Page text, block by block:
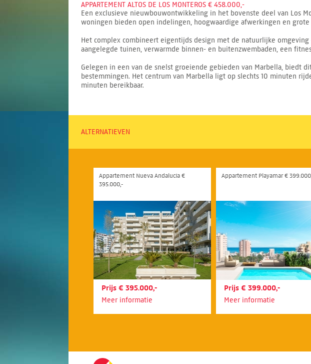
APPARTEMENT ALTOS DE LOS MONTEROS € 458.000,-
Een exclusieve nieuwbouwontwikkeling in het bovenste deel van Los
woningen bieden open indelingen, hoogwaardige afwerkingen en grote
Het complex combineert eigentijds design met de natuurlijke
aangelegde tuinen, verwarmde binnen- en buitenzwembaden, een
Gelegen in een van de snelst groeiende gebieden van Marbella,
bestemmingen. Het centrum van Marbella ligt op slechts 10 minuten
minuten bereikbaar.
ALTERNATIEVEN
Appartement Nueva Andalucía €
395.000,-
Prijs € 395.000,-
Meer informatie
Appartement Playamar €
Prijs € 399.000,-
Meer informatie